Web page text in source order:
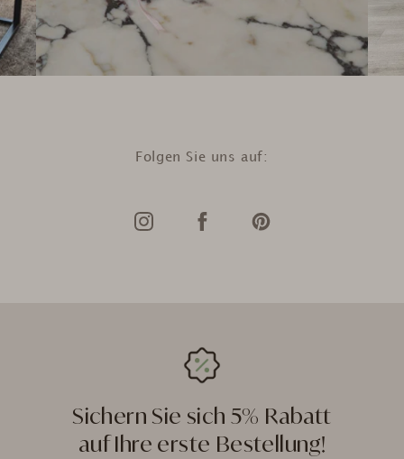
Folgen Sie uns auf:
Sichern Sie sich 5% Rabatt
auf Ihre erste Bestellung!